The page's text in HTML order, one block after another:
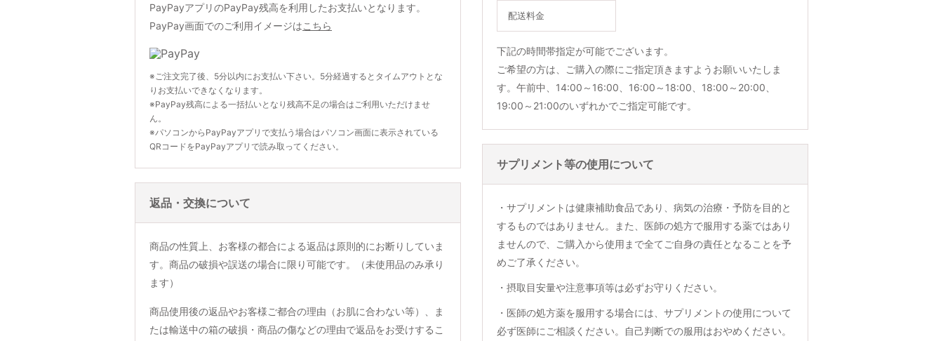
PayPayアプリのPayPay残高を利用したお支払いとなります。
PayPay画面でのご利用イメージはこちら
※ご注文完了後、5分以内にお支払い下さい。5分経過するとタイムアウトとな
りお支払いできなくなります。
※PayPay残高による一括払いとなり残高不足の場合はご利用いただけませ
ん。
※パソコンからPayPayアプリで支払う場合はパソコン画面に表示されている
QRコードをPayPayアプリで読み取ってください。
返品・交換について
商品の性質上、お客様の都合による返品は原則的にお断りしていま
す。商品の破損や誤送の場合に限り可能です。（未使用品のみ承り
ます）
商品使用後の返品やお客様ご都合の理由（お肌に合わない等）、ま
たは輸送中の箱の破損・商品の傷などの理由で返品をお受けするこ
配送料金
下記の時間帯指定が可能でございます。
ご希望の方は、ご購入の際にご指定頂きますようお願いいたしま
す。午前中、14:00～16:00、16:00～18:00、18:00～20:00、
19:00～21:00のいずれかでご指定可能です。
サプリメント等の使用について
・サプリメントは健康補助食品であり、病気の治療・予防を目的と
するものではありません。また、医師の処方で服用する薬ではあり
ませんので、ご購入から使用まで全てご自身の責任となることを予
めご了承ください。
・摂取目安量や注意事項等は必ずお守りください。
・医師の処方薬を服用する場合には、サプリメントの使用について
必ず医師にご相談ください。自己判断での服用はおやめください。